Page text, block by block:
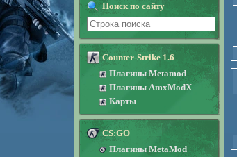
Поиск по сайту
Counter-Strike 1.6
Плагины Metamod
Плагины AmxModX
Карты
CS:GO
Плагины MetaMod